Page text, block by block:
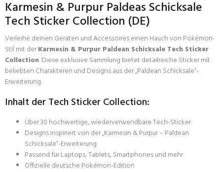
Karmesin & Purpur Paldeas Schicksale
Tech Sticker Collection (DE)
Verleihe deinen Geräten und Accessoires einen Hauch von Pokémon-
Stil mit derKarmesin & Purpur Paldean Schicksale Tech Sticker
Collection. Diese exklusive Sammlung bietet detailreiche Sticker mit
beliebten Charakteren und Designs aus der „Paldean Schicksale“-
Erweiterung.
Inhalt der Tech Sticker Collection:
Über 30 hochwertige, wiederverwendbare Tech-Sticker
Designs inspiriert von der „Karmesin & Purpur – Paldean
Schicksale“-Erweiterung
Passend für Laptops, Tablets, Smartphones und mehr
Offizielle deutsche Pokémon-Edition